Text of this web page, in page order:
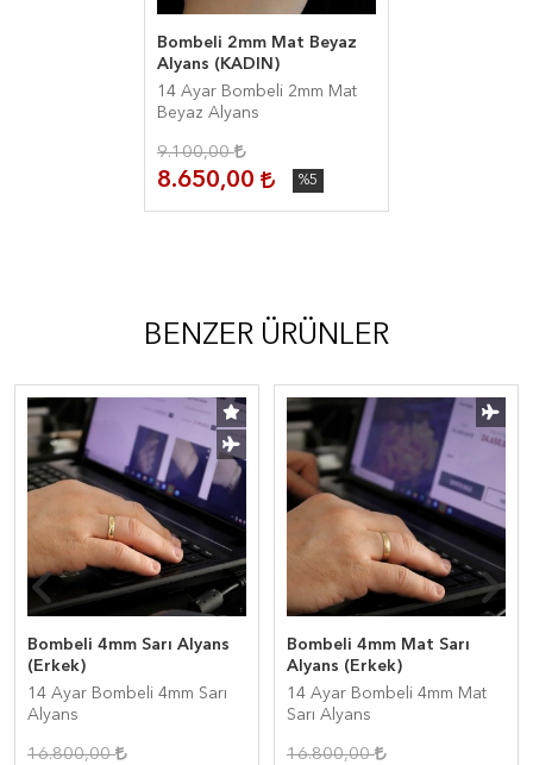
Bombeli 2mm Mat Beyaz
Alyans (KADIN)
14 Ayar Bombeli 2mm Mat
Beyaz Alyans
9.100,00
8.650,00 %5
BENZER ÜRÜNLER
Bombeli 4mm Sarı Alyans
(Erkek)
14 Ayar Bombeli 4mm Sarı
Alyans
16.800,00
Bombeli 4mm Mat Sarı
Alyans (Erkek)
14 Ayar Bombeli 4mm Mat
Sarı Alyans
16.800,00